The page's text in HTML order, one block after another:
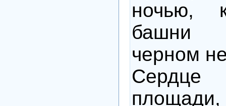
ночью,
башни
черном